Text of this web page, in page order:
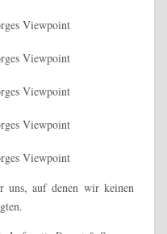
uns, auf denen wir keinen